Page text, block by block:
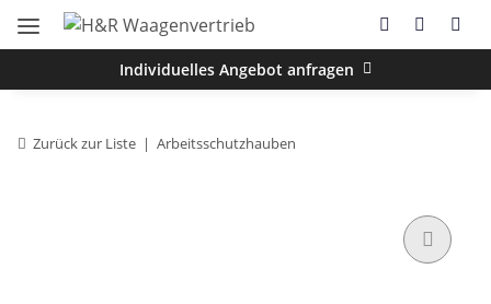
Individuelles Angebot anfragen
Zurück zur Liste Arbeitsschutzhauben